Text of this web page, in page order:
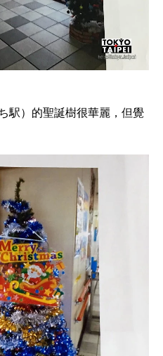
駅）的聖誕樹很華麗，但覺